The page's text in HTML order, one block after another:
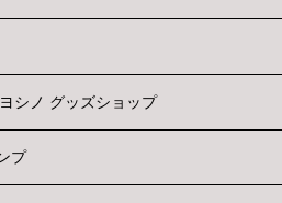
シノ グッズショップ
プ